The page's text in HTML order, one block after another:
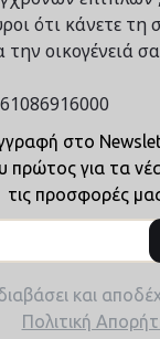
ότι κάνετε
την οικογένειά
στο
πρώτος για τα
τις προσφορές
και
Πολιτική